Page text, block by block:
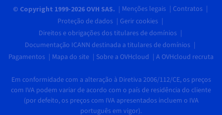
© Copyright 1999-2026 OVH SAS. Menções legais
Contratos
Proteção de dados
Gerir cookies
Direitos e obrigações dos titulares de domínios
Documentação ICANN destinada a titulares de domínios
Pagamentos
Mapa do site Sobre a OVHcloud A OVHcloud recruta
Em conformidade com a alteração à Diretiva 2006/112/CE, os preços
com IVA podem variar de acordo com o país de residência do cliente
(por defeito, os preços com IVA apresentados incluem o IVA
português em vigor).